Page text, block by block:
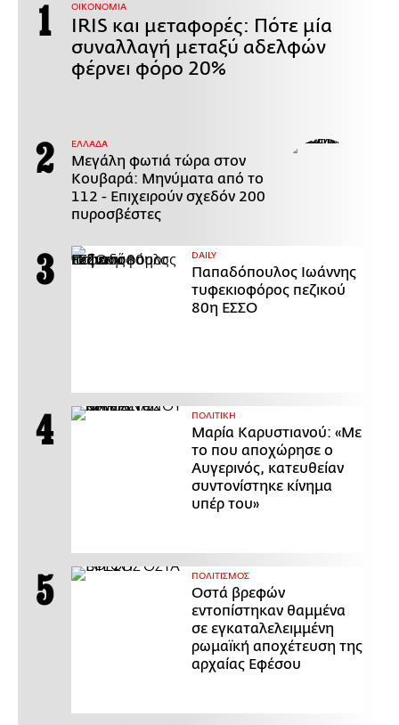
ΟΙΚΟΝΟΜΙΑ
IRIS και μεταφορές: Πότε μία
συναλλαγή μεταξύ αδελφών
φέρνει φόρο 20%
ΕΛΛΑΔΑ
Μεγάλη φωτιά τώρα στον
Κουβαρά: Μηνύματα από το
112 - Επιχειρούν σχεδόν 200
πυροσβέστες
DAILY
Παπαδόπουλος Ιωάννης
τυφεκιοφόρος πεζικού
80η ΕΣΣΟ
ΠΟΛΙΤΙΚΗ
Μαρία Καρυστιανού: «Με
το που αποχώρησε ο
Αυγερινός, κατευθείαν
συντονίστηκε κίνημα
υπέρ του»
ΠΟΛΙΤΙΣΜΟΣ
Οστά βρεφών
εντοπίστηκαν θαμμένα
σε εγκαταλελειμμένη
ρωμαϊκή αποχέτευση της
αρχαίας Εφέσου